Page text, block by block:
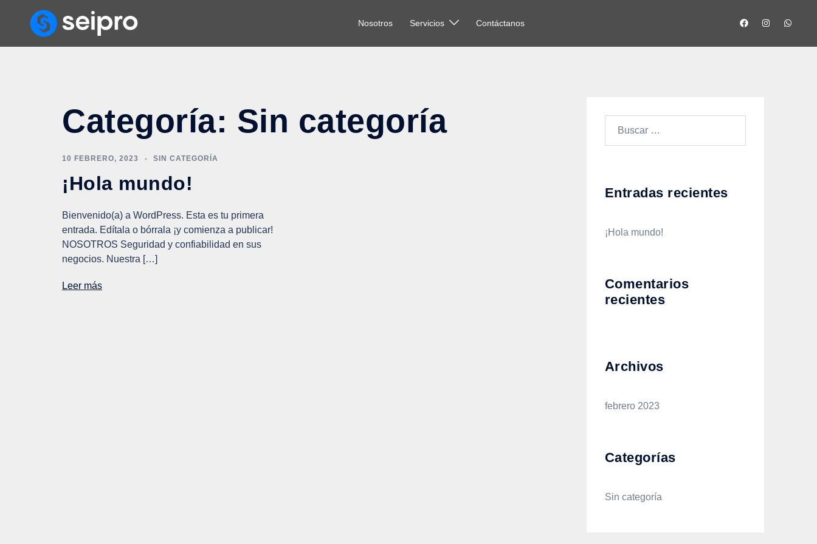
Nosotros Servicios Contáctanos
Categoría: Sin categoría
10 FEBRERO, 2023 SIN CATEGORÍA
¡Hola mundo!
Bienvenido(a) a WordPress. Esta es tu primera
entrada. Edítala o bórrala ¡y comienza a publicar!
NOSOTROS Seguridad y confiabilidad en sus
negocios. Nuestra […]
Leer más
Entradas recientes
¡Hola mundo!
Comentarios
recientes
Archivos
febrero 2023
Categorías
Sin categoría